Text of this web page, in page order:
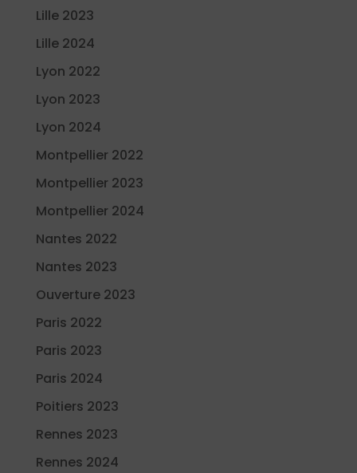
Lille 2023
Lille 2024
Lyon 2022
Lyon 2023
Lyon 2024
Montpellier 2022
Montpellier 2023
Montpellier 2024
Nantes 2022
Nantes 2023
Ouverture 2023
Paris 2022
Paris 2023
Paris 2024
Poitiers 2023
Rennes 2023
Rennes 2024